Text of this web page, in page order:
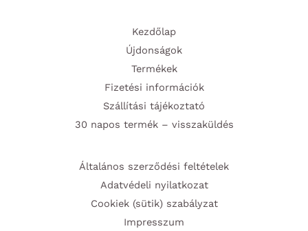
Kezdőlap
Újdonságok
Termékek
Fizetési információk
Szállítási tájékoztató
30 napos termék – visszaküldés
Általános szerződési feltételek
Adatvédeli nyilatkozat
Cookiek (sütik) szabályzat
Impresszum